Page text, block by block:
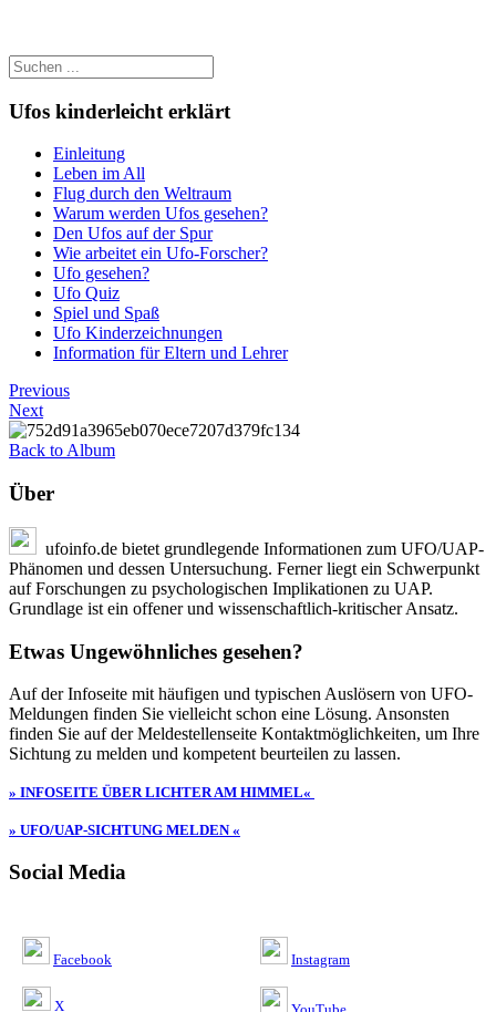
Ufos kinderleicht erklärt
Einleitung
Leben im All
Flug durch den Weltraum
Warum werden Ufos gesehen?
Den Ufos auf der Spur
Wie arbeitet ein Ufo-Forscher?
Ufo gesehen?
Ufo Quiz
Spiel und Spaß
Ufo Kinderzeichnungen
Information für Eltern und Lehrer
Previous
Next
Back to Album
Über
ufoinfo.de bietet grundlegende Informationen zum UFO/UAP-
Phänomen und dessen Untersuchung. Ferner liegt ein Schwerpunkt
auf Forschungen zu psychologischen Implikationen zu UAP.
Grundlage ist ein offener und wissenschaftlich-kritischer Ansatz.
Etwas Ungewöhnliches gesehen?
Auf der Infoseite mit häufigen und typischen Auslösern von UFO-
Meldungen finden Sie vielleicht schon eine Lösung. Ansonsten
finden Sie auf der Meldestellenseite Kontaktmöglichkeiten, um Ihre
Sichtung zu melden und kompetent beurteilen zu lassen.
» INFOSEITE ÜBER LICHTER AM HIMMEL«
» UFO/UAP-SICHTUNG MELDEN «
Social Media
Facebook
X
Instagram